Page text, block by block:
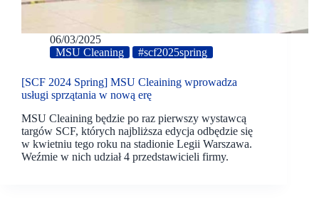
06/03/2025
MSU Cleaning
#scf2025spring
[SCF 2024 Spring] MSU Cleaining wprowadza
usługi sprzątania w nową erę
MSU Cleaining będzie po raz pierwszy wystawcą
targów SCF, których najbliższa edycja odbędzie się
w kwietniu tego roku na stadionie Legii Warszawa.
Weźmie w nich udział 4 przedstawicieli firmy.